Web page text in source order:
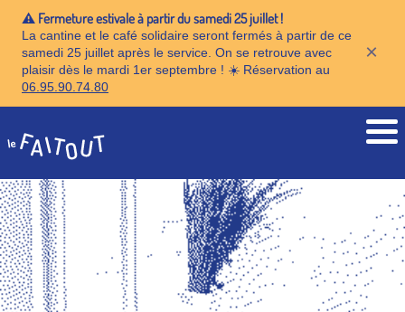
⚠️ Fermeture estivale à partir du samedi 25 juillet !
La cantine et le café solidaire seront fermés à partir de ce
samedi 25 juillet après le service. On se retrouve avec
plaisir dès le mardi 1er septembre ! ☀️ Réservation au
06.95.90.74.80
×
Accueil
Travailler